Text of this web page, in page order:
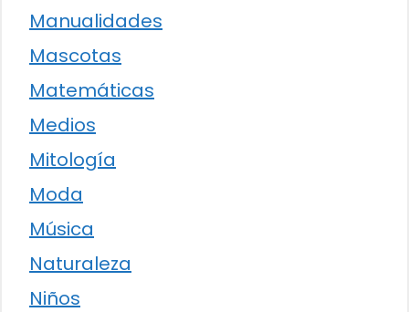
Manualidades
Mascotas
Matemáticas
Medios
Mitología
Moda
Música
Naturaleza
Niños